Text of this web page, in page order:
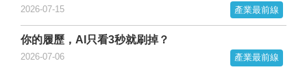
2026-07-15 產業最前線
你的履歷，AI只看3秒就刷掉？
2026-07-06 產業最前線